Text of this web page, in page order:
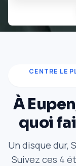
CENTRE LE
À
quoi
Un disque dur,
Suivez ces 4